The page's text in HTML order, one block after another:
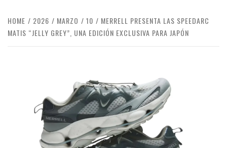
HOME 2026 MARZO 10
MERRELL PRESENTA LAS SPEEDARC
MATIS “JELLY GREY”, UNA EDICIÓN EXCLUSIVA PARA JAPÓN